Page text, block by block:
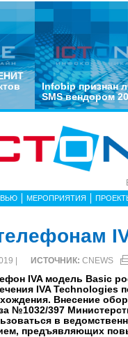
Infobip признан
SMS вендором
МЕРОПРИЯТИЯ
| ИСТОЧНИК: CNEWS
IVA модель Basic
IVA Technologies
Внесение
№1032/397
в
предъявляющих